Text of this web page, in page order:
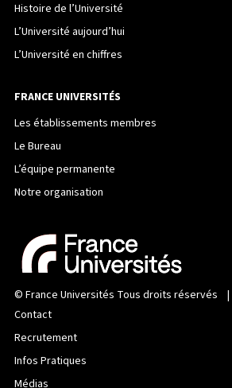
Histoire de l’Université
L’Université aujourd’hui
L’Université en chiffres
FRANCE UNIVERSITÉS
Les établissements membres
Le Bureau
L’équipe permanente
Notre organisation
© France Universités Tous droits réservés |
Contact
Recrutement
Infos Pratiques
Médias